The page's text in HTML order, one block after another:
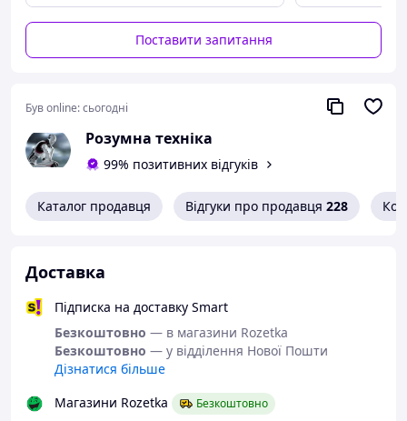
незапланованому русі.
- перегляд історії руху та паркувань за 90 днів
переходить у сплячий режим та заощаджує енергію.
- ступінь захисту IP65 від пилу та води (дощ, бризки).
- гео-огорожу. При перетині кордону раніше вибраної
Поставити запитання
Був online:сьогодні
Розумна техніка
99% позитивних відгуків
Каталог продавця Відгуки про продавця 228
Доставка
Підписка на доставку Smart
Безкоштовно — в магазини Rozetka
Безкоштовно — у відділення Нової Пошти
Дізнатися більше
Магазини Rozetka
Безкоштовно